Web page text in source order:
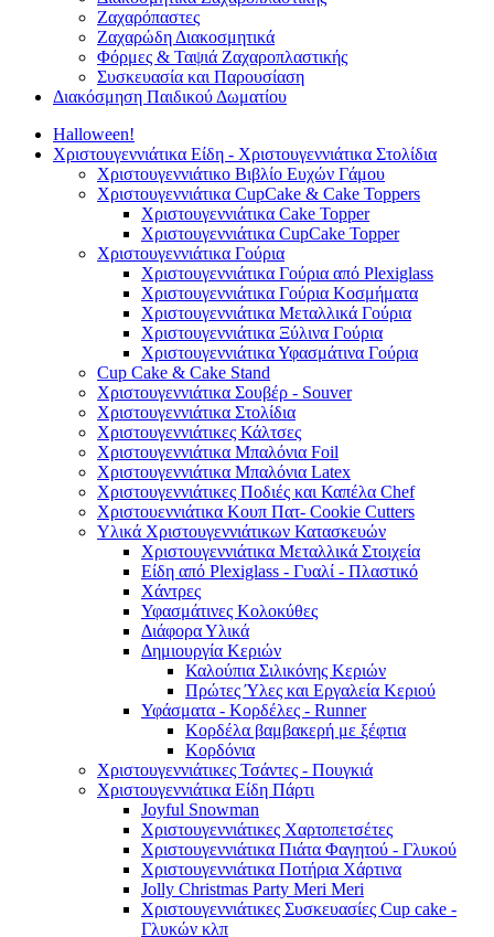
Ζαχαρόπαστες
Ζαχαρώδη Διακοσμητικά
Φόρμες & Ταψιά Ζαχαροπλαστικής
Συσκευασία και Παρουσίαση
Διακόσμηση Παιδικού Δωματίου
Halloween!
Χριστουγεννιάτικα Είδη - Χριστουγεννιάτικα Στολίδια
Χριστουγεννιάτικο Βιβλίο Ευχών Γάμου
Χριστουγεννιάτικα CupCake & Cake Toppers
Χριστουγεννιάτικα Cake Topper
Χριστουγεννιάτικα CupCake Topper
Χριστουγεννιάτικα Γούρια
Χριστουγεννιάτικα Γούρια από Plexiglass
Χριστουγεννιάτικα Γούρια Κοσμήματα
Χριστουγεννιάτικα Μεταλλικά Γούρια
Χριστουγεννιάτικα Ξύλινα Γούρια
Χριστουγεννιάτικα Υφασμάτινα Γούρια
Cup Cake & Cake Stand
Χριστουγεννιάτικα Σουβέρ - Souver
Χριστουγεννιάτικα Στολίδια
Χριστουγεννιάτικες Κάλτσες
Χριστουγεννιάτικα Μπαλόνια Foil
Χριστουγεννιάτικα Μπαλόνια Latex
Χριστουγεννιάτικες Ποδιές και Καπέλα Chef
Χριστουεννιάτικα Κουπ Πατ- Cookie Cutters
Υλικά Χριστουγεννιάτικων Κατασκευών
Χριστουγεννιάτικα Μεταλλικά Στοιχεία
Είδη από Plexiglass - Γυαλί - Πλαστικό
Χάντρες
Υφασμάτινες Κολοκύθες
Διάφορα Υλικά
Δημιουργία Κεριών
Καλούπια Σιλικόνης Κεριών
Πρώτες Ύλες και Εργαλεία Κεριού
Υφάσματα - Κορδέλες - Runner
Κορδέλα βαμβακερή με ξέφτια
Κορδόνια
Χριστουγεννιάτικες Τσάντες - Πουγκιά
Χριστουγεννιάτικα Είδη Πάρτι
Joyful Snowman
Χριστουγεννιάτικες Χαρτοπετσέτες
Χριστουγεννιάτικα Πιάτα Φαγητού - Γλυκού
Χριστουγεννιάτικα Ποτήρια Χάρτινα
Jolly Christmas Party Meri Meri
Χριστουγεννιάτικες Συσκευασίες Cup cake -
Γλυκών κλπ